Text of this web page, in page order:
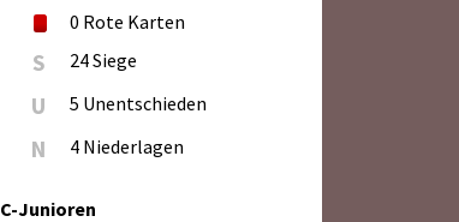
0 Rote Karten
S 24 Siege
U 5 Unentschieden
N 4 Niederlagen
C-Junioren